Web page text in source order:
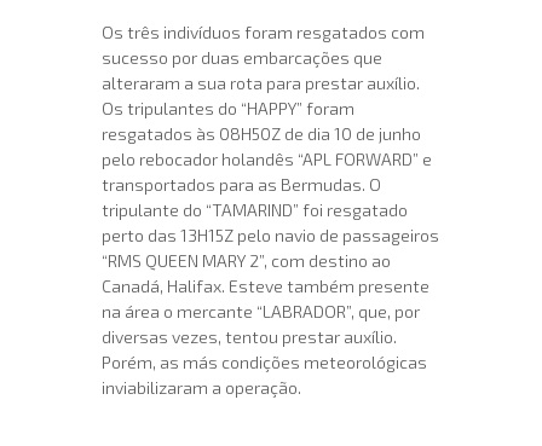
Os três indivíduos foram resgatados com
sucesso por duas embarcações que
alteraram a sua rota para prestar auxílio.
Os tripulantes do “HAPPY” foram
resgatados às 08H50Z de dia 10 de junho
pelo rebocador holandês “APL FORWARD” e
transportados para as Bermudas. O
tripulante do “TAMARIND” foi resgatado
perto das 13H15Z pelo navio de passageiros
“RMS QUEEN MARY 2”, com destino ao
Canadá, Halifax. Esteve também presente
na área o mercante “LABRADOR”, que, por
diversas vezes, tentou prestar auxílio.
Porém, as más condições meteorológicas
inviabilizaram a operação.